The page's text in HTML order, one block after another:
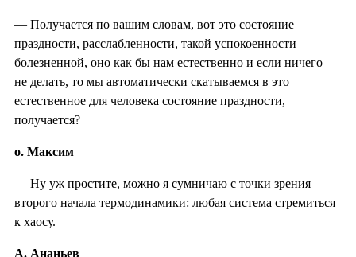
— Получается по вашим словам, вот это состояние
праздности, расслабленности, такой успокоенности
болезненной, оно как бы нам естественно и если ничего
не делать, то мы автоматически скатываемся в это
естественное для человека состояние праздности,
получается?
о. Максим
— Ну уж простите, можно я сумничаю с точки зрения
второго начала термодинамики: любая система стремиться
к хаосу.
А. Ананьев